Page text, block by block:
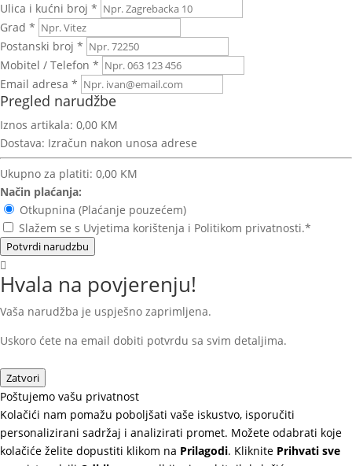
Ulica i kućni broj *
Grad *
Postanski broj *
Mobitel / Telefon *
Email adresa *
Pregled narudžbe
Iznos artikala: 0,00 KM
Dostava: Izračun nakon unosa adrese
Ukupno za platiti: 0,00 KM
Način plaćanja:
Otkupnina (Plaćanje pouzećem)
Slažem se s Uvjetima korištenja i Politikom privatnosti.*
Potvrdi narudzbu
Hvala na povjerenju!
Vaša narudžba je uspješno zaprimljena.
Uskoro ćete na email dobiti potvrdu sa svim detaljima.
Zatvori
Poštujemo vašu privatnost
Kolačići nam pomažu poboljšati vaše iskustvo, isporučiti
personalizirani sadržaj i analizirati promet. Možete odabrati koje
kolačiće želite dopustiti klikom na Prilagodi. Kliknite Prihvati sve